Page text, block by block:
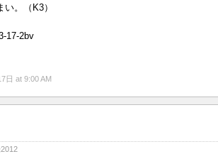
。（K3）
日 at 9:00 AM